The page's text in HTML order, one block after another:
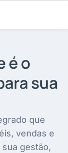
é o
sua
que
vendas e
gestão,